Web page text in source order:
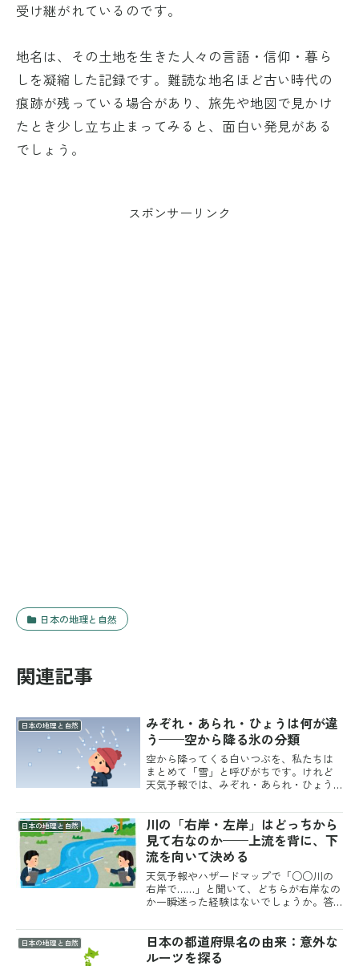
受け継がれているのです。
地名は、その土地を生きた人々の言語・信仰・暮ら
しを凝縮した記録です。難読な地名ほど古い時代の
痕跡が残っている場合があり、旅先や地図で見かけ
たとき少し立ち止まってみると、面白い発見がある
でしょう。
スポンサーリンク
日本の地理と自然
関連記事
日本の地理と自然
みぞれ・あられ・ひょうは何が違
う——空から降る氷の分類
空から降ってくる白いつぶを、私たちは
まとめて「雪」と呼びがちです。けれど
天気予報では、みぞれ・あられ・ひょう
ます。どれも似たようなものに見えて、
気象の世界ではきちんと区別されている
のです。その境目は、どこ...
日本の地理と自然
川の「右岸・左岸」はどっちから
見て右なのか——上流を背に、下
流を向いて決める
天気予報やハザードマップで「○○川の
右岸で……」と聞いて、どちらが右岸なの
か一瞬迷った経験はないでしょうか。答
る方向、つまり上流から下流を向いて右
側が右岸、左側が左岸です。自分が立っ
ている場所ではなく、川...
日本の地理と自然
日本の都道府県名の由来：意外な
ルーツを探る